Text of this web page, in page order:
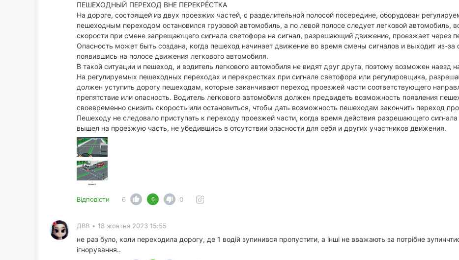
ПЕШЕХОДНЫЙ ПЕРЕХОД ВНЕ ПЕРЕКРЁСТКА
На дороге, состоящей из двух проезжих частей, с разделительной полосой посередине, оборудован
пешеходным переходом остановился грузовой автомобиль, а по левой полосе следует легковой автомобиль,
скорости при смене запрещающего сигнала светофора на сигнал, разрешающий движение, проезжает через
Опасность может быть создана, когда пешеход начинает движение во время смены сигналов и выходит из-за
появившись на полосе движения легкового автомобиля.
В такой ситуации и пешеход, и водитель легкового автомобиля не видят друг друга, поэтому возможен наезд
На регулируемых пешеходных переходах и перекрестках при сигнале светофора или регулировщика,
должен уступить дорогу пешеходам, которые заканчивают переход проезжей части соответствующего
препятствие или опасность. Водитель легкового автомобиля должен предвидеть возможность появления
своевременно снизить скорость или остановиться, чтобы дать возможность пешеходам закончить переход
Пешеходу не следовало приступать к переходу проезжей части, когда время действия разрешающего
вышел на проезжую часть, не убедившись в отсутствии опасности для себя и других участников движения.
Відповісти 6 6 0
ДВВ • 18 жовтня 2023 15:55
не раз було, коли переходила дорогу, де 1 водій зупинився пропустити, а інші не вважають за потрібне
ігнорування..